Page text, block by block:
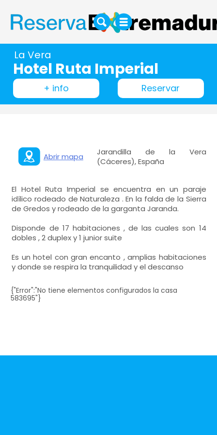
La Vera
Hotel Ruta Imperial
+ info Reservar
Abrir mapa
Jarandilla de la Vera
(Cáceres), España
El Hotel Ruta Imperial se encuentra en un paraje
idílico rodeado de Naturaleza . En la falda de la Sierra
de Gredos y rodeado de la garganta Jaranda.
Disponde de 17 habitaciones , de las cuales son 14
dobles , 2 duplex y 1 junior suite
Es un hotel con gran encanto , amplias habitaciones
y donde se respira la tranquilidad y el descanso
{"Error":"No tiene elementos configurados la casa
583695"}